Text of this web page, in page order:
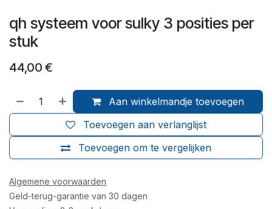
qh systeem voor sulky 3 posities per
stuk
44,00 €
Aan winkelmandje toevoegen
Toevoegen om te vergelijken
Toevoegen aan verlanglijst
Algemene voorwaarden
Geld-terug-garantie van 30 dagen